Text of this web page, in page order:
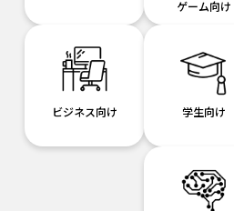
ゲーム向け
ビジネス向け 学生向け